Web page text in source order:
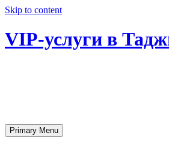
Skip to content
VIP-услуги в
Primary Menu